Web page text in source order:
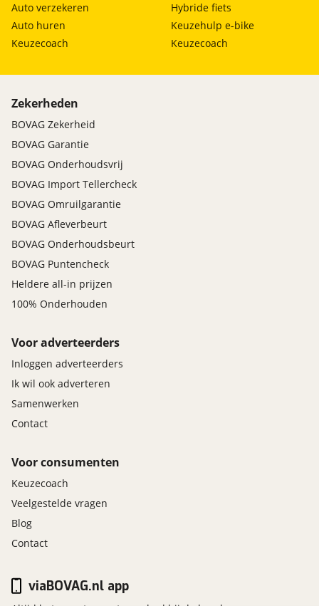
Auto verzekeren
Auto huren
Keuzecoach
Hybride fiets
Keuzehulp e-bike
Keuzecoach
Zekerheden
BOVAG Zekerheid
BOVAG Garantie
BOVAG Onderhoudsvrij
BOVAG Import Tellercheck
BOVAG Omruilgarantie
BOVAG Afleverbeurt
BOVAG Onderhoudsbeurt
BOVAG Puntencheck
Heldere all-in prijzen
100% Onderhouden
Voor adverteerders
Inloggen adverteerders
Ik wil ook adverteren
Samenwerken
Contact
Voor consumenten
Keuzecoach
Veelgestelde vragen
Blog
Contact
viaBOVAG.nl app